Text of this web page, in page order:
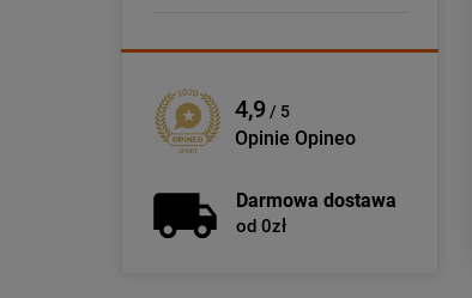
4,9 / 5
Opinie Opineo
Darmowa dostawa
od 0zł